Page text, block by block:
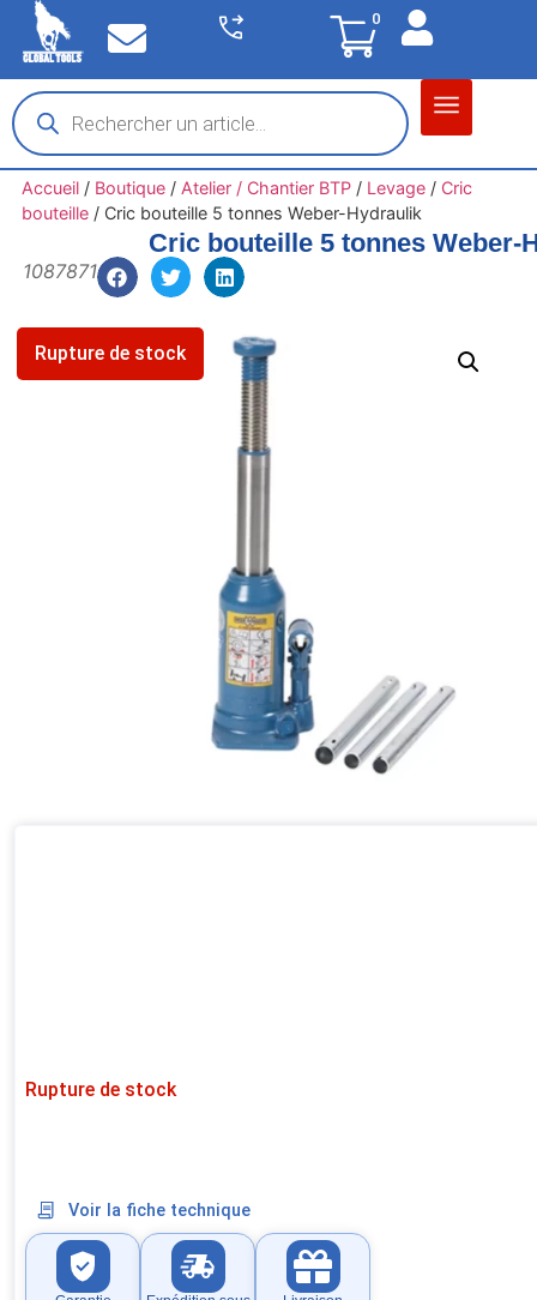
0
Accueil/ Boutique/ Atelier / Chantier BTP/ Levage/ Cric
bouteille/ Cric bouteille 5 tonnes Weber-Hydraulik
Rupture de stock
Cric bouteille 5 tonnes Weber-
1087871
Rupture de stock
Voir la fiche technique